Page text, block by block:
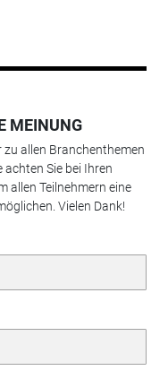
MEINUNG
zu allen Branchenthemen
Sie bei Ihren
allen Teilnehmern eine
Vielen Dank!